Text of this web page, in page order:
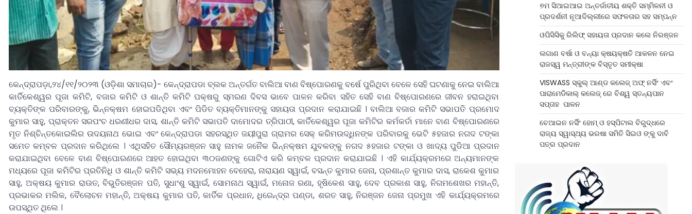
କେନ୍ଦ୍ରାପଡ଼ା,୨୪/୧୧/୨୦୨୩ (ଓଡ଼ିଶା ସମାଚାର)- କେନ୍ଦ୍ରାପଡା ବ୍ଲକ ଅନ୍ତର୍ଗତ ବାଲିଆ ବାଣ ବିଷ୍ପୋରଣକୁ ବର୍ଷେ ପୁରିଥିବା ବେଳେ ସେହି ଘଟଣାକୁ ନେଇ ବାଲିଆ
କାର୍ତିକେଶ୍ୱର ପୂଜା କମିଟି, ବଜାର କମିଟି ଓ ଶାନ୍ତି କମିଟି ପକ୍ଷରୁ ସ୍ମରଣ ଦିବସ ଭାବେ ପାଳନ କରିବା ସହିତ ସେହି ବାଣ ବିଷ୍ପୋରଣରେ ଜୀବନ ହରାଇଥିବା
ବ୍ୟକ୍ତିଙ୍କ ପରିବାରଙ୍କୁ, ଭିନ୍ନକ୍ଷମ ହୋଇପଡିଥିବା ଏବଂ ପିଡିତ ବ୍ୟକ୍ତିମାନଙ୍କୁ ସହାୟତା ପ୍ରଦାନ କରାଯାଇଛି । ବାଲିଆ ବଜାର କମିଟି ସଭାପତି ପ୍ରମୋଦ
କୁମାର ସାହୁ, ପ୍ରାକ୍ତନ ସରପଂଚ ଧରଣୀଧର ଦାସ, ଶାନ୍ତି କମିଟି ସଭାପତି ଦାମୋଦର ତ୍ରିପାଠୀ, କାର୍ତିକେଶ୍ୱର ପୂଜା କମିଟିର କର୍ମକର୍ତା ମାନେ ବାଣ ବିଷ୍ପୋରଣରେ
ମୃତ ନିଶ୍ଚିନ୍ତକୋଇଲିର ଉଦୟନାଥ ଭୋଇ ଏବଂ କେନ୍ଦ୍ରାପଡା ସହରସ୍ଥିତ ଜୟୀପୁରା ଗ୍ରାମର ସେକ୍ କରିମଉଦ୍ଧିନଙ୍କ ପରିବାରକୁ ଭେଟି ୫ହଜାର ନଗଦ ଟଙ୍କା
ସମେତ କମ୍ବଳ ପ୍ରଦାନ କରିଥିଲେ । ଏଥିସହିତ ସୌମ୍ୟରଞ୍ଜନ ସାହୁ ନାମକ ଜନୈକ ଭିନ୍ନକ୍ଷମ ଯୁବକଙ୍କୁ ନଗଦ ୫ହଜାର ଟଙ୍କା ଓ ଖାଦ୍ୟ ପୁଡିଆ ପ୍ରଦାନ
କରାଯାଇଥିବା ବେଳେ ବାଣ ବିଷ୍ପୋରଣରେ ଆହତ ହୋଇଥିବା ୩୦ଜଣଙ୍କୁ ଗୋଟିଏ କରି କମ୍ବଳ ପ୍ରଦାନ କରାଯାଇଛି । ଏହି କାର୍ଯ୍ୟକ୍ରମରେ ଅନ୍ୟମାନଙ୍କ
ମଧ୍ୟରେ ପୂଜା କମିଟିର ପ୍ରତିନିଧି ଓ ଶାନ୍ତି କମିଟି ସଭ୍ୟ ମଦନମୋହନ ବେହେରା, ନାରାୟଣ ସ୍ୱାଇଁ, ବସନ୍ତ କୁମାର ଜେନା, ପ୍ରଶାନ୍ତ କୁମାର ଦାସ, ରାକେଶ କୁମାର
ସାହୁ, ଅକ୍ଷୟ କୁମାର ରାଉତ, ବିଭୁତିରଞ୍ଜନ ପତି, ସୁଧାଂଶୁ ସ୍ୱାଇଁ, ସୋମନାଥ ସ୍ୱାଇଁ, ମନୋଜ ରଣା, ହୃଷିକେଶ ସାହୁ, ଦେବ ପ୍ରକାଶ ସାହୁ, ନିଗମଶେଖର ମହାନ୍ତି,
ପ୍ରଭାକର ମଲିକ, ବୈଲୋଚନ ମହାନ୍ତି, ଅକ୍ଷୟ କୁମାର ପତି, କାର୍ତିକ ପ୍ରଧାନ, ଧିରେନ୍ଦ୍ର ପଣ୍ଡା, ଶରତ ସାହୁ, ନିରଞ୍ଜନ ଜେନା ପ୍ରମୁଖ ଏହି କାର୍ଯ୍ୟକ୍ରମରେ
ଉପସ୍ଥିତ ଥିଲେ ।
୭ମ ସିଆଇଆଇ ଅନ୍ତର୍ଜାତୀୟ ଶକ୍ତି ସମ୍ମିଳନୀ ଓ
ପ୍ରଦର୍ଶନୀ ନୂଆଦିଲ୍ଲୀରେ ସଫଳତାର ସହ ସମ୍ପନ୍ନ
ଓପିସିସିକୁ ରିଲିଫ୍ ସହାୟତା ପ୍ରଦାନ କଲେ ନିରଞ୍ଜନ
ଲଗାଣ ବର୍ଷା ଓ ବନ୍ୟା କ୍ଷୟକ୍ଷତି ଆକଳନ ନେଇ
ରାଜସ୍ୱ ମନ୍ତ୍ରୀଙ୍କ ବିସ୍ତୃତ ସମୀକ୍ଷା
VISWASS ସ୍କୁଲ୍ ଆଣ୍ଡ କଲେଜ୍ ଅଫ୍ ନର୍ସିଂ ଏବଂ
ପାରାମେଡିକାଲ୍ କଲେଜ୍ ରେ ବିଶ୍ୱ ସ୍ତନ୍ୟପାନ
ସପ୍ତାହ ପାଳନ
ବେଆଇନ ନର୍ସିଂ ହୋମ୍ ଓ ହସ୍ପିଟାଲ ବିରୁଦ୍ଧରେ
ରାଜ୍ୟ ସ୍ୱାସ୍ଥ୍ୟ ଭରଷା ସମିତି ସିଇଓ ଙ୍କୁ ଦାବି
ପତ୍ର ପ୍ରଦାନ